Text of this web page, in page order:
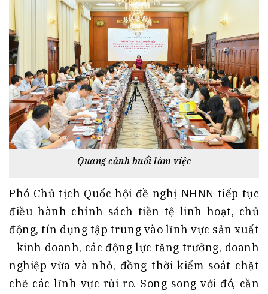
Quang cảnh buổi làm việc
Phó Chủ tịch Quốc hội đề nghị NHNN tiếp tục
điều hành chính sách tiền tệ linh hoạt, chủ
động, tín dụng tập trung vào lĩnh vực sản xuất
- kinh doanh, các động lực tăng trưởng, doanh
nghiệp vừa và nhỏ, đồng thời kiểm soát chặt
chẽ các lĩnh vực rủi ro. Song song với đó, cần